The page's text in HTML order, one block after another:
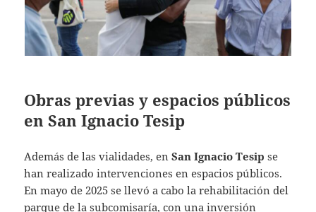
Obras previas y espacios públicos
en San Ignacio Tesip
Además de las vialidades, enSan Ignacio Tesip se
han realizado intervenciones en espacios públicos.
En mayo de 2025 se llevó a cabo la rehabilitación del
parque de la subcomisaría, con una inversión